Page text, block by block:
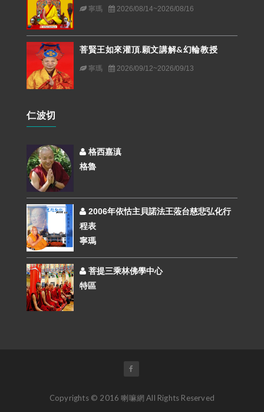
寧瑪 2026/08/14~2026/08/16
菩賢王如來灌頂.願文講解&幻輪教授
寧瑪 2026/09/12~2026/09/13
仁波切
格西嘉滇
格魯
2006年依怙主貝諾法王蒞台慈悲弘化行
程表
寧瑪
菩提三乘林佛學中心
特區
Copyrights © 2016 喇嘛網 All Rights Reserved